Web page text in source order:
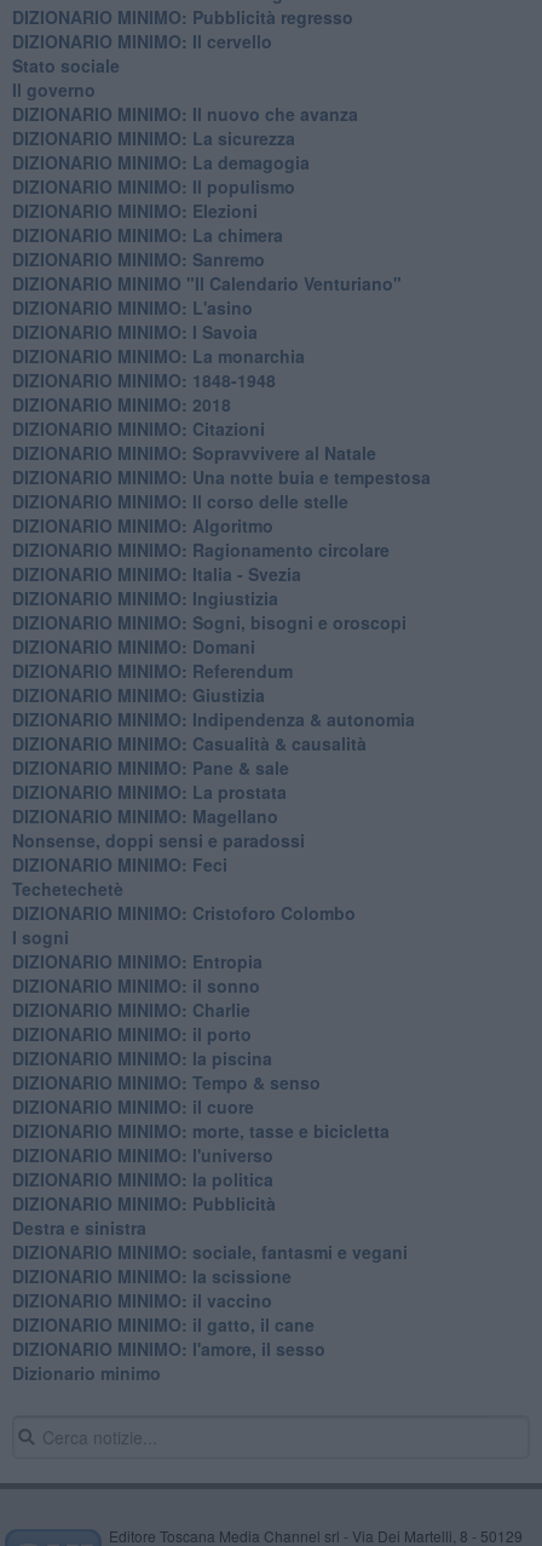
DIZIONARIO MINIMO: ​Pubblicità regresso
DIZIONARIO MINIMO: Il cervello
Stato sociale
Il governo
DIZIONARIO MINIMO: Il nuovo che avanza
DIZIONARIO MINIMO: La sicurezza
DIZIONARIO MINIMO: La demagogia
DIZIONARIO MINIMO: Il populismo
DIZIONARIO MINIMO: Elezioni
DIZIONARIO MINIMO: La chimera
DIZIONARIO MINIMO: Sanremo
DIZIONARIO MINIMO "Il Calendario Venturiano"
DIZIONARIO MINIMO: L'asino
DIZIONARIO MINIMO: I Savoia
DIZIONARIO MINIMO: La monarchia
DIZIONARIO MINIMO: 1848-1948
DIZIONARIO MINIMO: 2018
DIZIONARIO MINIMO: Citazioni
DIZIONARIO MINIMO: ​Sopravvivere al Natale
DIZIONARIO MINIMO: ​Una notte buia e tempestosa
DIZIONARIO MINIMO: Il corso delle stelle
DIZIONARIO MINIMO: Algoritmo
DIZIONARIO MINIMO: Ragionamento circolare
DIZIONARIO MINIMO: Italia - Svezia
DIZIONARIO MINIMO: ​Ingiustizia
DIZIONARIO MINIMO: ​Sogni, bisogni e oroscopi
DIZIONARIO MINIMO: Domani
DIZIONARIO MINIMO: Referendum
DIZIONARIO MINIMO: Giustizia
DIZIONARIO MINIMO: ​Indipendenza & autonomia
DIZIONARIO MINIMO: ​Casualità & causalità
​DIZIONARIO MINIMO: Pane & sale
DIZIONARIO MINIMO: La prostata
​DIZIONARIO MINIMO: Magellano
Nonsense, doppi sensi e paradossi
DIZIONARIO MINIMO: Feci
Techetechetè
DIZIONARIO MINIMO: Cristoforo Colombo
I sogni
DIZIONARIO MINIMO: Entropia
DIZIONARIO MINIMO: il sonno
DIZIONARIO MINIMO: Charlie
DIZIONARIO MINIMO: il porto
DIZIONARIO MINIMO: la piscina
DIZIONARIO MINIMO: Tempo & senso
DIZIONARIO MINIMO: il cuore
DIZIONARIO MINIMO: morte, tasse e bicicletta
DIZIONARIO MINIMO: l'universo
DIZIONARIO MINIMO: la politica
DIZIONARIO MINIMO: Pubblicità
Destra e sinistra
DIZIONARIO MINIMO: sociale, fantasmi e vegani
DIZIONARIO MINIMO: la scissione
DIZIONARIO MINIMO: il vaccino
DIZIONARIO MINIMO: il gatto, il cane
DIZIONARIO MINIMO: l'amore, il sesso
Dizionario minimo
Editore Toscana Media Channel srl - Via Dei Martelli, 8 - 50129